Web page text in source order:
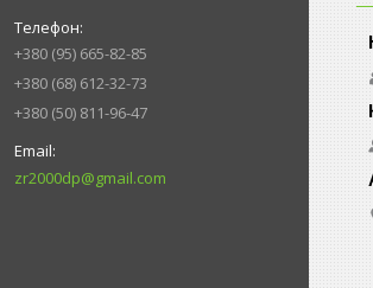
+380 (95) 665-82-85
+380 (68) 612-32-73
+380 (50) 811-96-47
zr2000dp@gmail.com